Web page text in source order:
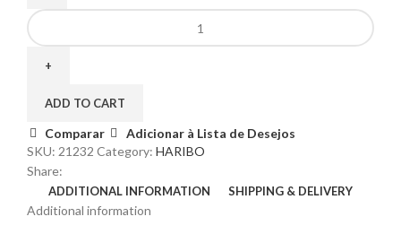
ADD TO CART
Comparar
Adicionar à Lista de Desejos
SKU: 21232 Category: HARIBO
Share:
ADDITIONAL INFORMATION SHIPPING & DELIVERY
Additional information